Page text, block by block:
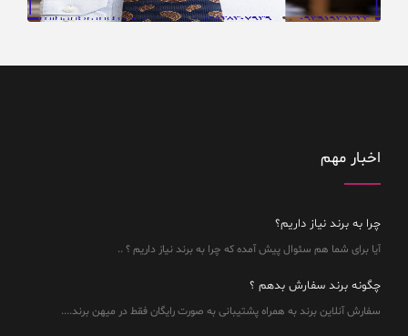
اخبار مهم
چرا به برند نیاز داریم؟
آیا برای شما هم سئوال پیش آمده که چرا به برند نیاز داریم ؟ ..
چگونه برند سفارش بدهم ؟
سفارش آنلاین برند به همراه پشتیبانی به صورت رایگان فقط در میهن برند....